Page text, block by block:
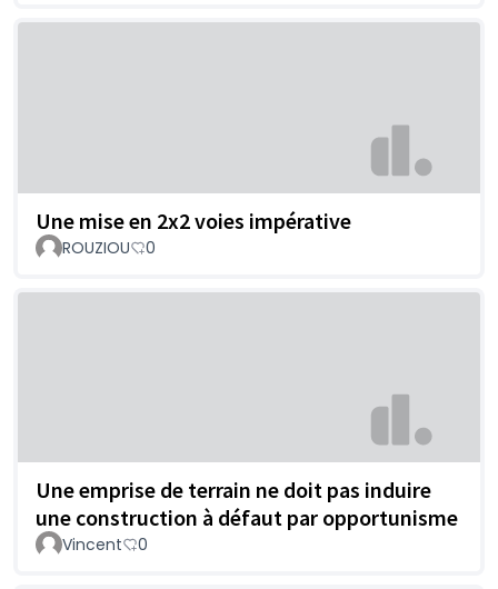
Une mise en 2x2 voies impérative
ROUZIOU 0
Une emprise de terrain ne doit pas induire
une construction à défaut par opportunisme
Vincent 0